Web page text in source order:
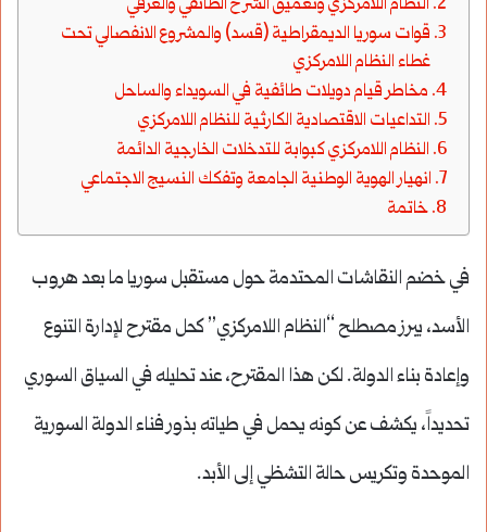
قوات سوريا الديمقراطية (قسد) والمشروع الانفصالي تحت
غطاء النظام اللامركزي
مخاطر قيام دويلات طائفية في السويداء والساحل
التداعيات الاقتصادية الكارثية للنظام اللامركزي
النظام اللامركزي كبوابة للتدخلات الخارجية الدائمة
انهيار الهوية الوطنية الجامعة وتفكك النسيج الاجتماعي
خاتمة
في خضم النقاشات المحتدمة حول مستقبل سوريا ما بعد هروب
الأسد، يبرز مصطلح “النظام اللامركزي” كحل مقترح لإدارة التنوع
وإعادة بناء الدولة. لكن هذا المقترح، عند تحليله في السياق السوري
تحديداً، يكشف عن كونه يحمل في طياته بذور فناء الدولة السورية
الموحدة وتكريس حالة التشظي إلى الأبد.